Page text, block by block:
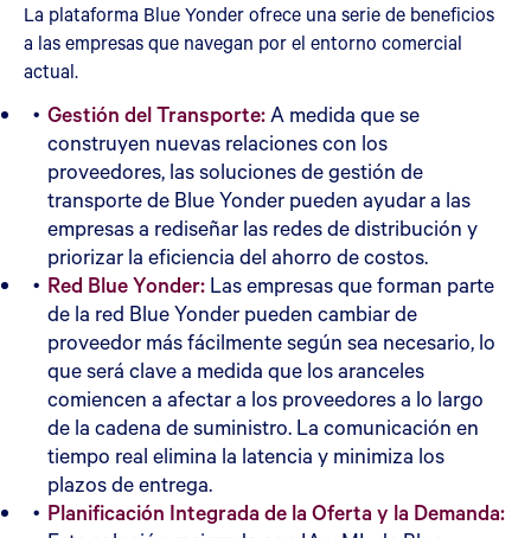
La plataforma Blue Yonder ofrece una serie de beneficios
a las empresas que navegan por el entorno comercial
actual.
Gestión del Transporte:A medida que se
construyen nuevas relaciones con los
proveedores, las soluciones de gestión de
transporte de Blue Yonder pueden ayudar a las
empresas a rediseñar las redes de distribución y
priorizar la eficiencia del ahorro de costos.
Red Blue Yonder: Las empresas que forman parte
de la red Blue Yonder pueden cambiar de
proveedor más fácilmente según sea necesario, lo
que será clave a medida que los aranceles
comiencen a afectar a los proveedores a lo largo
de la cadena de suministro. La comunicación en
tiempo real elimina la latencia y minimiza los
plazos de entrega.
Planificación Integrada de la Oferta y la Demanda: